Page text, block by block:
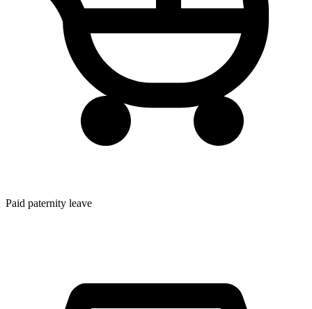
Paid paternity leave